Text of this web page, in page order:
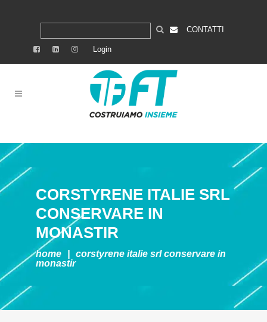
CONTATTI
Login
CORSTYRENE ITALIE SRL
CONSERVARE IN
MONASTIR
home corstyrene italie srlconservare in
monastir